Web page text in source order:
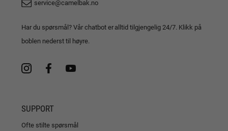
service@camelbak.no
Har du spørsmål? Vår chatbot er alltid tilgjengelig 24/7. Klikk på
boblen nederst til høyre.
SUPPORT
Ofte stilte spørsmål